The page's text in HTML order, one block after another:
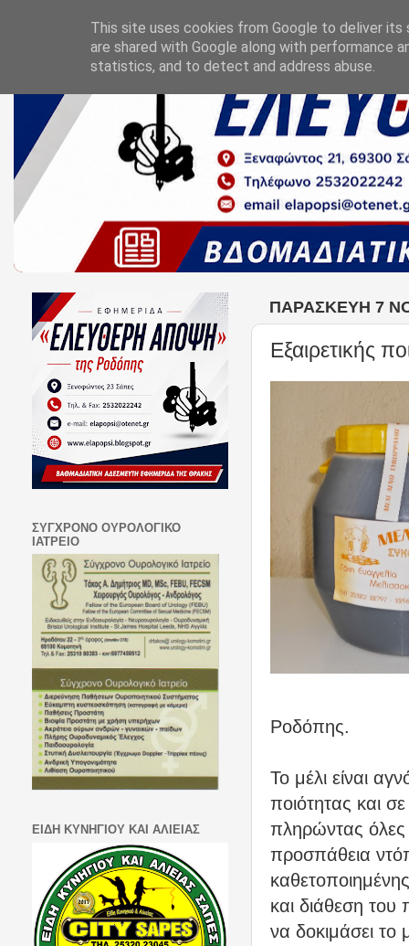
ΠΑΡΑΣΚΕΥΉ 7
Εξαιρετικής
Ροδόπης.
Το μέλι είναι
ποιότητας και
πληρώντας όλες
προσπάθεια
και διάθεση του
να δοκιμάσει το
ΣΥΓΧΡΟΝΟ ΟΥΡΟΛΟΓΙΚΟ
ΙΑΤΡΕΙΟ
ΕΙΔΗ ΚΥΝΗΓΙΟΥ ΚΑΙ ΑΛΙΕΙΑΣ
This site uses cookies from Google to deliver its
are shared with Google along with performance
statistics, and to detect and address abuse.